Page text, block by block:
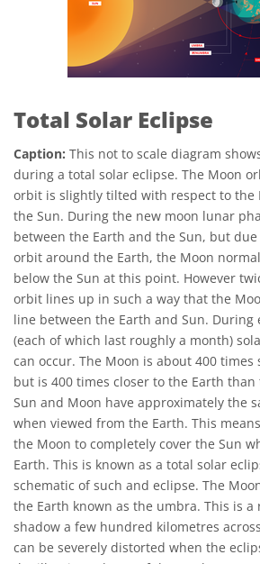
Total Solar Eclipse
Caption: This not to scale diagram
during a total solar eclipse. The Moon
orbit is slightly tilted with respect to the
the Sun. During the new moon lunar
between the Earth and the Sun, but due
orbit around the Earth, the Moon
below the Sun at this point. However
orbit lines up in such a way that the
line between the Earth and Sun. During
(each of which last roughly a month)
can occur. The Moon is about 400
but is 400 times closer to the Earth than
Sun and Moon have approximately the
when viewed from the Earth. This
the Moon to completely cover the Sun
Earth. This is known as a total solar
schematic of such and eclipse. The
the Earth known as the umbra. This is
shadow a few hundred kilometres
can be severely distorted when the